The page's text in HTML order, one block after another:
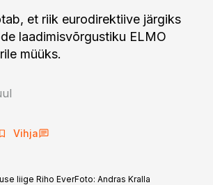
et riik eurodirektiive järgiks
laadimisvõrgustiku ELMO
müüks.
Vihja
liige Riho EverFoto: Andras Kralla